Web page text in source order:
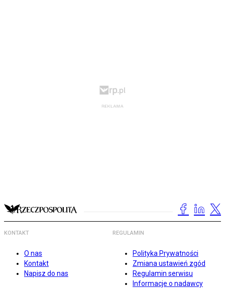
KONTAKT
O nas
Kontakt
Napisz do nas
REGULAMIN
Polityka Prywatności
Zmiana ustawień zgód
Regulamin serwisu
Informacje o nadawcy